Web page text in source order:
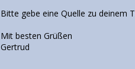
Bitte gebe eine Quelle zu deinem
Mit besten Grüßen
Gertrud